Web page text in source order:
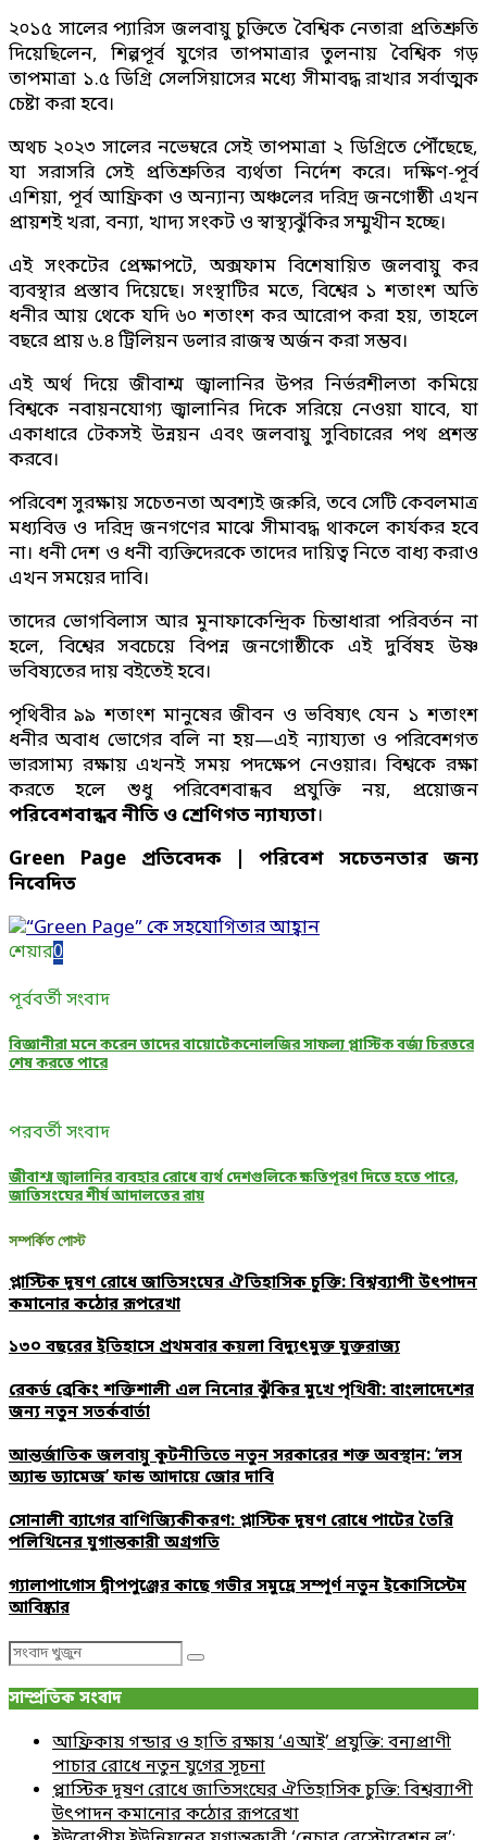
২০১৫ সালের প্যারিস জলবায়ু চুক্তিতে বৈশ্বিক নেতারা প্রতিশ্রুতি
দিয়েছিলেন, শিল্পপূর্ব যুগের তাপমাত্রার তুলনায় বৈশ্বিক গড়
তাপমাত্রা ১.৫ ডিগ্রি সেলসিয়াসের মধ্যে সীমাবদ্ধ রাখার সর্বাত্মক
চেষ্টা করা হবে।
অথচ ২০২৩ সালের নভেম্বরে সেই তাপমাত্রা ২ ডিগ্রিতে পৌঁছেছে,
যা সরাসরি সেই প্রতিশ্রুতির ব্যর্থতা নির্দেশ করে। দক্ষিণ-পূর্ব
এশিয়া, পূর্ব আফ্রিকা ও অন্যান্য অঞ্চলের দরিদ্র জনগোষ্ঠী এখন
প্রায়শই খরা, বন্যা, খাদ্য সংকট ও স্বাস্থ্যঝুঁকির সম্মুখীন হচ্ছে।
এই সংকটের প্রেক্ষাপটে, অক্সফাম বিশেষায়িত জলবায়ু কর
ব্যবস্থার প্রস্তাব দিয়েছে। সংস্থাটির মতে, বিশ্বের ১ শতাংশ অতি
ধনীর আয় থেকে যদি ৬০ শতাংশ কর আরোপ করা হয়, তাহলে
বছরে প্রায় ৬.৪ ট্রিলিয়ন ডলার রাজস্ব অর্জন করা সম্ভব।
এই অর্থ দিয়ে জীবাশ্ম জ্বালানির উপর নির্ভরশীলতা কমিয়ে
বিশ্বকে নবায়নযোগ্য জ্বালানির দিকে সরিয়ে নেওয়া যাবে, যা
একাধারে টেকসই উন্নয়ন এবং জলবায়ু সুবিচারের পথ প্রশস্ত
করবে।
পরিবেশ সুরক্ষায় সচেতনতা অবশ্যই জরুরি, তবে সেটি কেবলমাত্র
মধ্যবিত্ত ও দরিদ্র জনগণের মাঝে সীমাবদ্ধ থাকলে কার্যকর হবে
না। ধনী দেশ ও ধনী ব্যক্তিদেরকে তাদের দায়িত্ব নিতে বাধ্য করাও
এখন সময়ের দাবি।
তাদের ভোগবিলাস আর মুনাফাকেন্দ্রিক চিন্তাধারা পরিবর্তন না
হলে, বিশ্বের সবচেয়ে বিপন্ন জনগোষ্ঠীকে এই দুর্বিষহ উষ্ণ
ভবিষ্যতের দায় বইতেই হবে।
পৃথিবীর ৯৯ শতাংশ মানুষের জীবন ও ভবিষ্যৎ যেন ১ শতাংশ
ধনীর অবাধ ভোগের বলি না হয়—এই ন্যায্যতা ও পরিবেশগত
ভারসাম্য রক্ষায় এখনই সময় পদক্ষেপ নেওয়ার। বিশ্বকে রক্ষা
করতে হলে শুধু পরিবেশবান্ধব প্রযুক্তি নয়, প্রয়োজন
পরিবেশবান্ধব নীতি ও শ্রেণিগত ন্যায্যতা।
Green Page প্রতিবেদক | পরিবেশ সচেতনতার জন্য
নিবেদিত
শেয়ার0
পূর্ববর্তী সংবাদ
বিজ্ঞানীরা মনে করেন তাদের বায়োটেকনোলজির সাফল্য প্লাস্টিক বর্জ্য চিরতরে
শেষ করতে পারে
পরবর্তী সংবাদ
জীবাশ্ম জ্বালানির ব্যবহার রোধে ব্যর্থ দেশগুলিকে ক্ষতিপূরণ দিতে হতে পারে,
জাতিসংঘের শীর্ষ আদালতের রায়
সম্পর্কিত পোস্ট
প্লাস্টিক দূষণ রোধে জাতিসংঘের ঐতিহাসিক চুক্তি: বিশ্বব্যাপী উৎপাদন
কমানোর কঠোর রূপরেখা
১৩০ বছরের ইতিহাসে প্রথমবার কয়লা বিদ্যুৎমুক্ত যুক্তরাজ্য
রেকর্ড ব্রেকিং শক্তিশালী এল নিনোর ঝুঁকির মুখে পৃথিবী: বাংলাদেশের
জন্য নতুন সতর্কবার্তা
আন্তর্জাতিক জলবায়ু কূটনীতিতে নতুন সরকারের শক্ত অবস্থান: ‘লস
অ্যান্ড ড্যামেজ’ ফান্ড আদায়ে জোর দাবি
সোনালী ব্যাগের বাণিজ্যিকীকরণ: প্লাস্টিক দূষণ রোধে পাটের তৈরি
পলিথিনের যুগান্তকারী অগ্রগতি
গ্যালাপাগোস দ্বীপপুঞ্জের কাছে গভীর সমুদ্রে সম্পূর্ণ নতুন ইকোসিস্টেম
আবিষ্কার
Search
Search
সাম্প্রতিক সংবাদ
আফ্রিকায় গন্ডার ও হাতি রক্ষায় ‘এআই’ প্রযুক্তি: বন্যপ্রাণী
পাচার রোধে নতুন যুগের সূচনা
প্লাস্টিক দূষণ রোধে জাতিসংঘের ঐতিহাসিক চুক্তি: বিশ্বব্যাপী
উৎপাদন কমানোর কঠোর রূপরেখা